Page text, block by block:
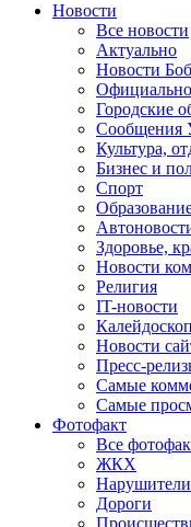
Новости
Все новости
Актуально
Новости
Официально
Городские
Культура,
Бизнес и
Спорт
Здоровье,
Новости
Религия
IT-новости
Калейдоскоп
Новости
Пресс-
Самые
Самые
Фотофакт
Все
ЖКХ
Дороги